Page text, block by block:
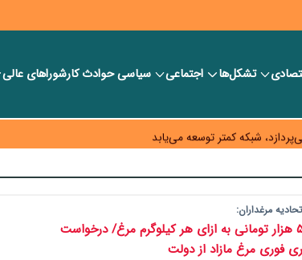
تشکل‌ها اجتماعی سیاسیحوادث کارشورا‎های عالی
در بانک‌ها و صرافی‌ها
شبکه کمتر توسعه می‌یابد
مرغداران:
زیان ۵۰ هزار تومانی به ازای هر کیلوگرم مرغ/ درخواست
فوری مرغ مازاد از دولت